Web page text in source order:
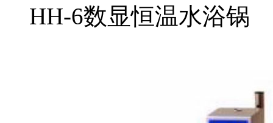
HH-6数显恒温水浴锅